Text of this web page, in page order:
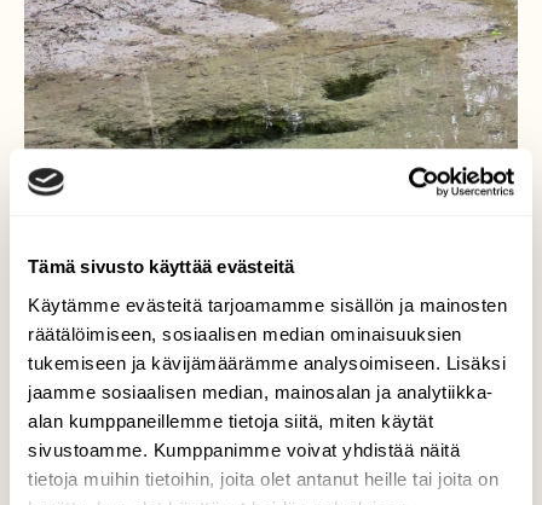
Tämä sivusto käyttää evästeitä
Käytämme evästeitä tarjoamamme sisällön ja mainosten
räätälöimiseen, sosiaalisen median ominaisuuksien
tukemiseen ja kävijämäärämme analysoimiseen. Lisäksi
jaamme sosiaalisen median, mainosalan ja analytiikka-
alan kumppaneillemme tietoja siitä, miten käytät
sivustoamme. Kumppanimme voivat yhdistää näitä
tietoja muihin tietoihin, joita olet antanut heille tai joita on
Lähdelampi
Lampi, joka sai vetensä lähteistä.